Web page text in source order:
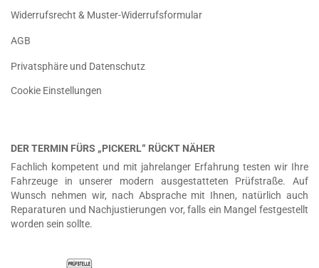
Widerrufsrecht & Muster-Widerrufsformular
AGB
Privatsphäre und Datenschutz
Cookie Einstellungen
DER TERMIN FÜRS „PICKERL“ RÜCKT NÄHER
Fachlich kompetent und mit jahrelanger Erfahrung testen wir Ihre
Fahrzeuge in unserer modern ausgestatteten Prüfstraße. Auf
Wunsch nehmen wir, nach Absprache mit Ihnen, natürlich auch
Reparaturen und Nachjustierungen vor, falls ein Mangel festgestellt
worden sein sollte.